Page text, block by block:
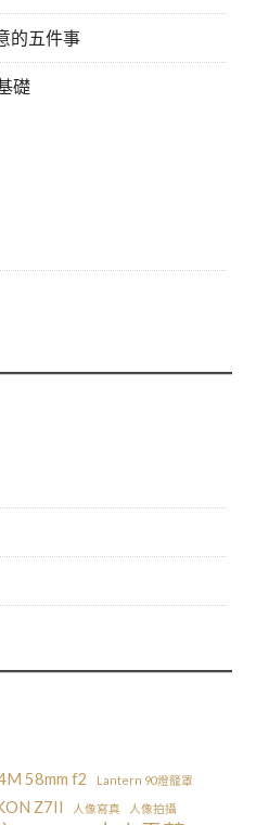
的五件事
礎
58mm f2
Lantern 90燈籠罩
Z7II 人像寫真 人像拍攝